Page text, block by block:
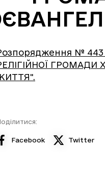
№ 443
ГРОМАДИ
Facebook Twitter